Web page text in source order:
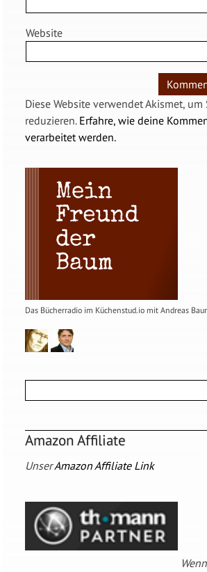
Website
Diese Website verwendet Akismet, um
reduzieren. Erfahre, wie deine
verarbeitet werden.
Das Bücherradio im Küchenstud.io mit Andreas
Amazon Affiliate
UnserAmazon Affiliate Link